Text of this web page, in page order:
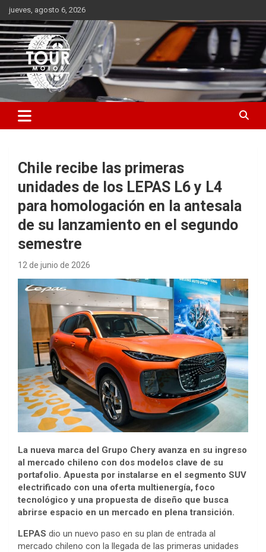
Saltar
al
contenido
jueves, agosto 6, 2026
Tour Motor
Plataforma de contenido audiovisual para el sector automotriz
Chile recibe las primeras
unidades de los LEPAS L6 y L4
para homologación en la antesala
de su lanzamiento en el segundo
semestre
12 de junio de 2026
La nueva marca del Grupo Chery avanza en su ingreso
al mercado chileno con dos modelos clave de su
portafolio. Apuesta por instalarse en el segmento SUV
electrificado con una oferta multienergía, foco
tecnológico y una propuesta de diseño que busca
abrirse espacio en un mercado en plena transición.
LEPAS dio un nuevo paso en su plan de entrada al
mercado chileno con la llegada de las primeras unidades